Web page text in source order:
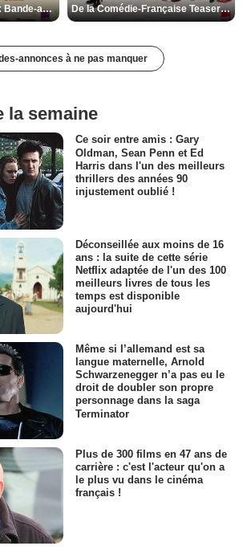
Les Matins merveilleux Bande-annonce VF De la Comédie-Française Teaser VF
annonces à ne pas manquer
la semaine
Ce soir entre amis : Gary
Oldman, Sean Penn et Ed
Harris dans l'un des meilleurs
thrillers des années 90
injustement oublié !
Déconseillée aux moins de 16
ans : la suite de cette série
Netflix adaptée de l'un des 100
meilleurs livres de tous les
temps est disponible
aujourd'hui
Même si l’allemand est sa
langue maternelle, Arnold
Schwarzenegger n’a pas eu le
droit de doubler son propre
personnage dans la saga
Terminator
Plus de 300 films en 47 ans de
carrière : c'est l'acteur qu'on a
le plus vu dans le cinéma
français !